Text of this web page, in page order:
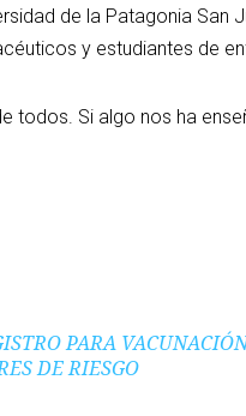
de la Patagonia San
y estudiantes de
todos. Si algo nos ha
PARA
DE RIESGO